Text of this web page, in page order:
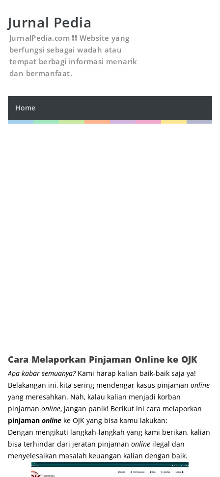
Jurnal Pedia
JurnalPedia.com ❗❗ Website yang
berfungsi sebagai wadah atau
tempat berbagi informasi menarik
dan bermanfaat.
Home
Cara Melaporkan Pinjaman Online ke OJK
Apa kabar semuanya?Kami harap kalian baik-baik saja ya!
Belakangan ini, kita sering mendengar kasus pinjaman online
yang meresahkan. Nah, kalau kalian menjadi korban
pinjaman online, jangan panik! Berikut ini cara melaporkan
pinjaman online ke OJK yang bisa kamu lakukan:
Dengan mengikuti langkah-langkah yang kami berikan, kalian
bisa terhindar dari jeratan pinjaman online ilegal dan
menyelesaikan masalah keuangan kalian dengan baik.